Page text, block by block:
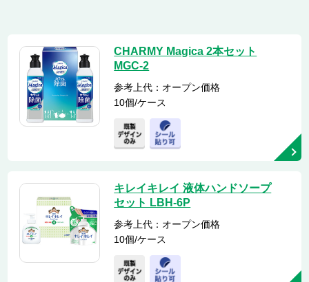
CHARMY Magica 2本セット
MGC-2
参考上代：オープン価格
10個/ケース
キレイキレイ 液体ハンドソープ
セット LBH-6P
参考上代：オープン価格
10個/ケース